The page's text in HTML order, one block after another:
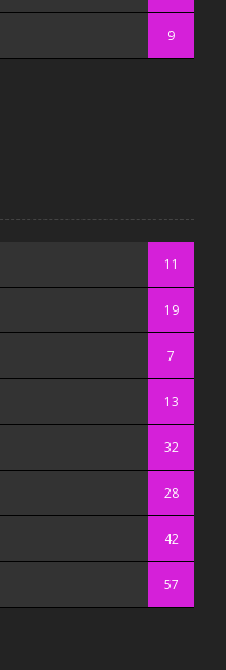
9
11
19
7
13
32
28
42
57